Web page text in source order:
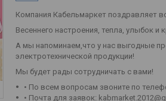
Компания Кабельмаркет поздравляет
Весеннего настроения, тепла, улыбок и
А мы напоминаем,что у нас выгодные
электротехнической продукции!
Мы будет рады сотрудничать с вами!
• По всем вопросам звоните по
• Почта для заявок: